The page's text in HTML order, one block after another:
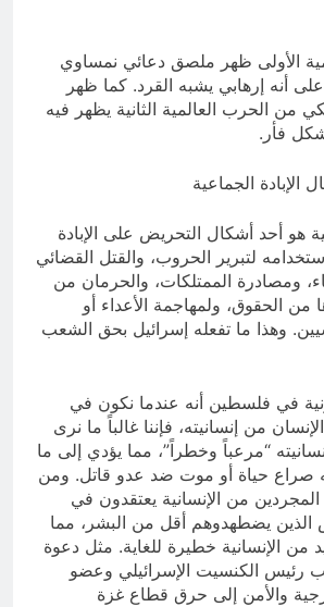
الأولى ظهر ملصق دعائي نمساوي
أنه إرهابي يشبه القرد. كما ظهر
من الحرب العالمية الثانية يظهر فيه
فأر.
الجماعية
هو أحد أشكال التحريض على الإبادة
لتبرير الحروب، والقتل القضائي
ومصادرة الممتلكات، والحرمان من
من الحقوق، ولمهاجمة الأعداء أو
وهذا ما تفعله إسرائيل بحق الشعب
في فلسطين أنه عندما نكون في
من إنسانيته، فإننا غالباً ما نرى
“مرعباً وخطراً”، مما يؤدي إلى ما
صراع حياة أو موت ضد عدو قاتل. ومن
من الإنسانية يعتقدون في
الذين يضطهدوهم أقل من البشر، مما
من الإنسانية خطيرة للغاية. مثل دعوة
رئيس الكنسيت الإسرائيلي وعضو
والأمن إلى حرق قطاع غزة